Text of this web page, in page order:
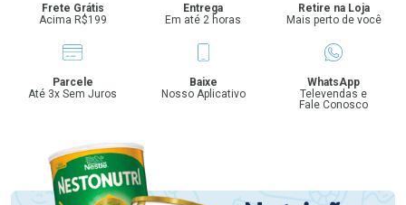
Frete Grátis
Acima R$199
Entrega
Em até 2 horas
Retire na Loja
Mais perto de você
Parcele
Até 3x Sem Juros
Baixe
Nosso Aplicativo
WhatsApp
Televendas e
Fale Conosco